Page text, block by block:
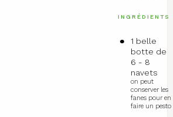
INGRÉDIENTS
1 belle
botte de
6 - 8
navets
on peut
conserver les
fanes pour en
faire un pesto